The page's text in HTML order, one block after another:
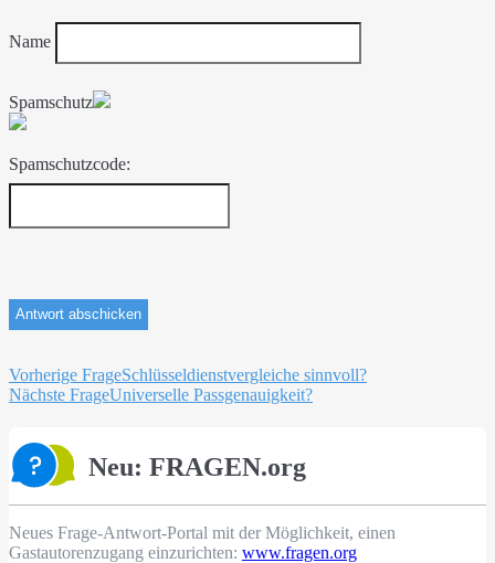
Name
Spamschutz
Spamschutzcode:
Beitragsnavigation
Vorherige FrageSchlüsseldienstvergleiche sinnvoll?
Nächste FrageUniverselle Passgenauigkeit?
Neu: FRAGEN.org
Neues Frage-Antwort-Portal mit der Möglichkeit, einen
Gastautorenzugang einzurichten: www.fragen.org